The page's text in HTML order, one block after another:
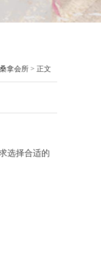
桑拿会所 > 正文
选择合适的